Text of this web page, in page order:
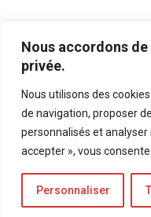
Nous accordons
privée.
Nous utilisons des
de navigation, proposer
personnalisés et
accepter », vous
Personnaliser
Mentions légales
Bluesky
LinkedIn
Twitter
©